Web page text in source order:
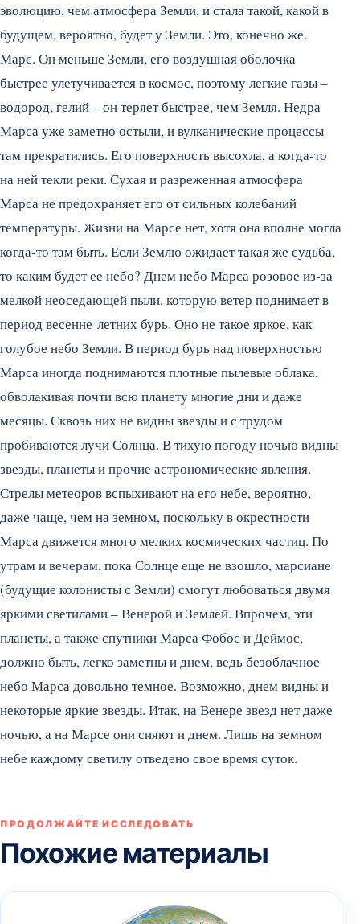
эволюцию, чем атмосфера Земли, и стала такой, какой в
будущем, вероятно, будет у Земли. Это, конечно же.
Марс. Он меньше Земли, его воздушная оболочка
быстрее улетучивается в космос, поэтому легкие газы –
водород, гелий – он теряет быстрее, чем Земля. Недра
Марса уже заметно остыли, и вулканические процессы
там прекратились. Его поверхность высохла, а когда-то
на ней текли реки. Сухая и разреженная атмосфера
Марса не предохраняет его от сильных колебаний
температуры. Жизни на Марсе нет, хотя она вполне могла
когда-то там быть. Если Землю ожидает такая же судьба,
то каким будет ее небо? Днем небо Марса розовое из-за
мелкой неоседающей пыли, которую ветер поднимает в
период весенне-летних бурь. Оно не такое яркое, как
голубое небо Земли. В период бурь над поверхностью
Марса иногда поднимаются плотные пылевые облака,
обволакивая почти всю планету многие дни и даже
месяцы. Сквозь них не видны звезды и с трудом
пробиваются лучи Солнца. В тихую погоду ночью видны
звезды, планеты и прочие астрономические явления.
Стрелы метеоров вспыхивают на его небе, вероятно,
даже чаще, чем на земном, поскольку в окрестности
Марса движется много мелких космических частиц. По
утрам и вечерам, пока Солнце еще не взошло, марсиане
(будущие колонисты с Земли) смогут любоваться двумя
яркими светилами – Венерой и Землей. Впрочем, эти
планеты, а также спутники Марса Фобос и Деймос,
должно быть, легко заметны и днем, ведь безоблачное
небо Марса довольно темное. Возможно, днем видны и
некоторые яркие звезды. Итак, на Венере звезд нет даже
ночью, а на Марсе они сияют и днем. Лишь на земном
небе каждому светилу отведено свое время суток.
ПРОДОЛЖАЙТЕ ИССЛЕДОВАТЬ
Похожие материалы